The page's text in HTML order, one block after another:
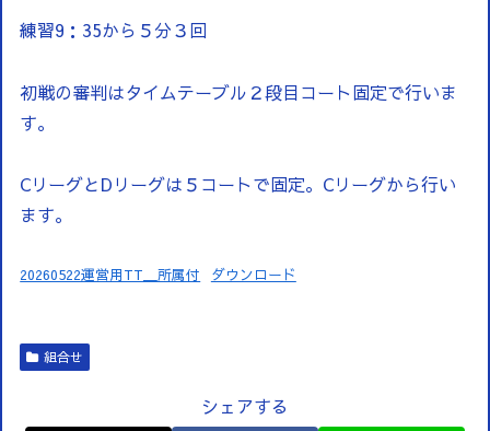
練習9：35から５分３回
初戦の審判はタイムテーブル２段目コート固定で行いま
す。
CリーグとDリーグは５コートで固定。Cリーグから行い
ます。
20260522運営用TT＿所属付 ダウンロード
組合せ
シェアする